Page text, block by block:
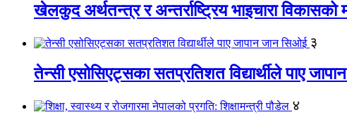
खेलकुद अर्थतन्त्र र अन्तर्राष्ट्रिय भाइचारा
३
तेन्सी एसोसिएट्सका सतप्रतिशत विद्यार्थीले पाए
४